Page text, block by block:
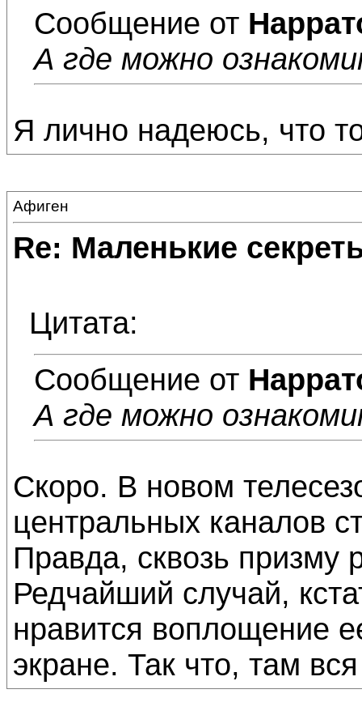
Сообщение от
А где можно
Я лично надеюсь, что
Афиген
Re: Маленькие
Цитата:
Сообщение от
А где можно
Скоро. В новом
центральных каналов
Правда, сквозь призму
Редчайший случай,
нравится воплощение
экране. Так что, там